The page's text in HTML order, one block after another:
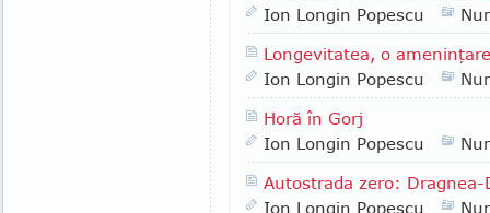
Ion Longin Popescu
Longevitatea, o ameninţare
Ion Longin Popescu
Horă în Gorj
Ion Longin Popescu
Autostrada zero: Dragnea-
Ion Longin Popescu